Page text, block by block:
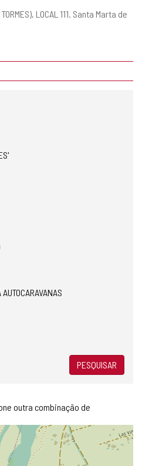
LOCAL 111. Santa Marta de
PESQUISAR
outra combinação de